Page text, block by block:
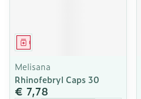
Geneesmiddel
Melisana
Rhinofebryl Caps 30
€ 7,78